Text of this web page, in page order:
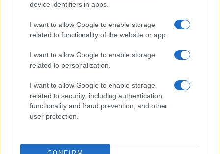
device identifiers in apps.
I want to allow Google to enable storage
related to functionality of the website or app.
I want to allow Google to enable storage
related to personalization.
I want to allow Google to enable storage
related to security, including authentication
functionality and fraud prevention, and other
user protection.
CONFIRM
Europeo Under 18 femminile: l’Italia supera
l’Ungheria in rimonta e vola ai quarti
Ilaria Mauri · 6 Ago 2026